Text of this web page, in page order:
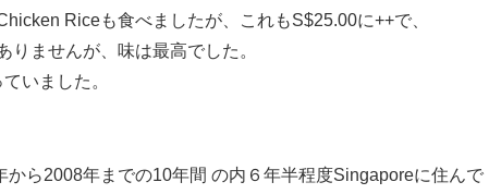
Riceも食べましたが、これもS$25.00に++で、
ませんが、味は最高でした。
いました。
ら2008年までの10年間 の内６年半程度Singaporeに住んで